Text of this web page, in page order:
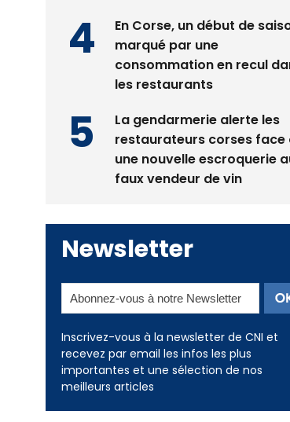
En Corse, un début de
marqué par une
consommation en recul
les restaurants
La gendarmerie alerte les
restaurateurs corses face
une nouvelle escroquerie
faux vendeur de vin
Newsletter
Inscrivez-vous à la newsletter de CNI et
recevez par email les infos les plus
importantes et une sélection de nos
meilleurs articles